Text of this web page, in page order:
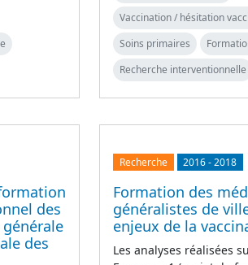
Vaccination / hésitation
Soins primaires
Recherche interventionnelle
des
des
Recherche 2016-2018
Formation des
généralistes de
enjeux de la
Les analyses réalisées